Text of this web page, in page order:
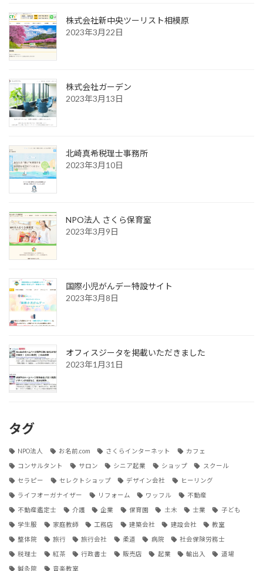
株式会社新中央ツーリスト相模原
2023年3月22日
株式会社ガーデン
2023年3月13日
北崎真希税理士事務所
2023年3月10日
NPO法人 さくら保育室
2023年3月9日
国際小児がんデー特設サイト
2023年3月8日
オフィスジータを掲載いただきました
2023年1月31日
タグ
NPO法人 お名前.com さくらインターネット カフェ
コンサルタント サロン シニア起業 ショップ スクール
セラピー セレクトショップ デザイン会社 ヒーリング
ライフオーガナイザー リフォーム ワッフル 不動産
不動産鑑定士 介護 企業 保育園 土木 士業 子ども
学生服 家庭教師 工務店 建築会社 建設会社 教室
整体院 旅行 旅行会社 柔道 病院 社会保険労務士
税理士 紅茶 行政書士 販売店 起業 輸出入 道場
鍼灸院 音楽教室